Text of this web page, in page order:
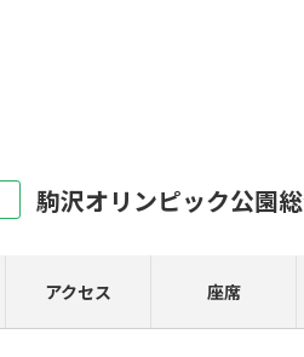
駒沢オリンピック公園
アクセス 座席